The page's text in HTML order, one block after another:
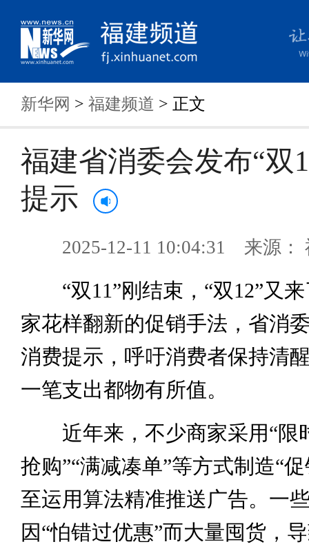
新华网 > 福建频道 > 正文
福建省消委会发布“双
提示
2025-12-11 10:04:31 来源：
“双11”刚结束，“双12”又来
家花样翻新的促销手法，省消
消费提示，呼吁消费者保持清
一笔支出都物有所值。
近年来，不少商家采用“限
抢购”“满减凑单”等方式制造“
至运用算法精准推送广告。一
因“怕错过优惠”而大量囤货，